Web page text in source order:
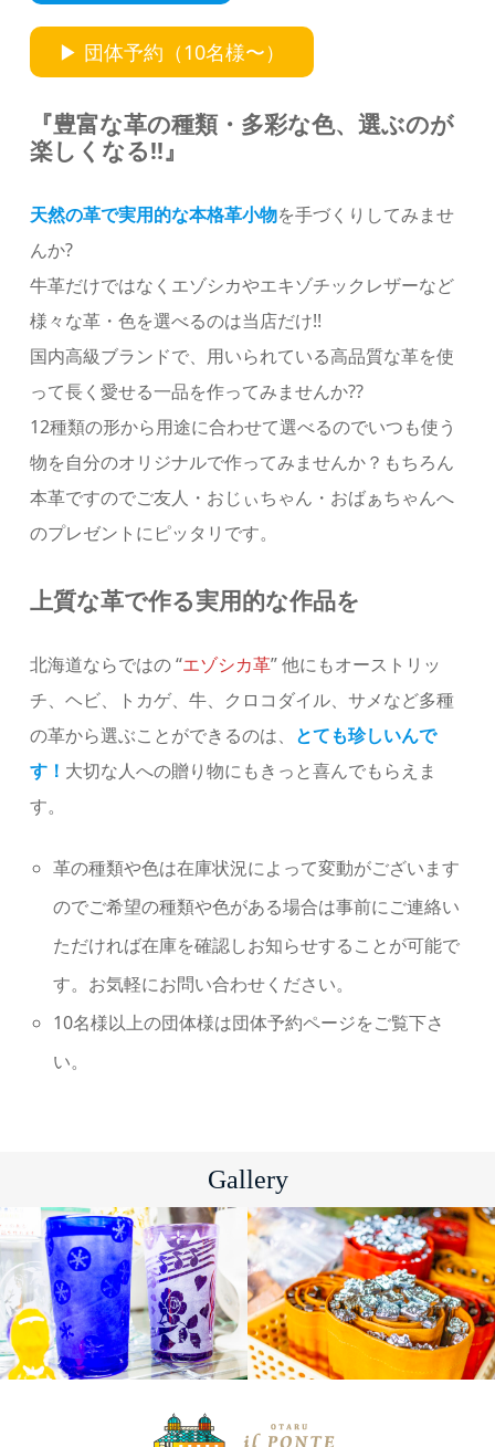
▶︎ 団体予約（10名様〜）
『豊富な革の種類・多彩な色、選ぶのが
楽しくなる!!』
天然の革で実用的な本格革小物を手づくりしてみませ
んか?
牛革だけではなくエゾシカやエキゾチックレザーなど
様々な革・色を選べるのは当店だけ!!
国内高級ブランドで、用いられている高品質な革を使
って長く愛せる一品を作ってみませんか??
12種類の形から用途に合わせて選べるのでいつも使う
物を自分のオリジナルで作ってみませんか？もちろん
本革ですのでご友人・おじぃちゃん・おばぁちゃんへ
のプレゼントにピッタリです。
上質な革で作る実用的な作品を
北海道ならではの “エゾシカ革” 他にもオーストリッ
チ、ヘビ、トカゲ、牛、クロコダイル、サメなど多種
の革から選ぶことができるのは、 とても珍しいんで
す！ 大切な人への贈り物にもきっと喜んでもらえま
す。
革の種類や色は在庫状況によって変動がございます
のでご希望の種類や色がある場合は事前にご連絡い
ただければ在庫を確認しお知らせすることが可能で
す。お気軽にお問い合わせください。
10名様以上の団体様は団体予約ページをご覧下さ
い。
Gallery
制作体験
制作体験